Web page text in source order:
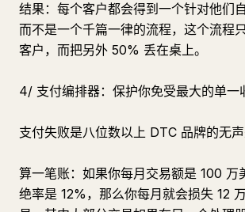
结果：每个客户都会得到一个针对他们
而不是一个千篇一律的流程，这个流程
客户，而把另外 50% 丢在桌上。
4/ 支付编排器：保护你免受最大的单一
支付失败是八位数以上 DTC 品牌的无声
算一笔账：如果你每月交易额是 100 万
绝率是 12%，那么你每月就会损失 12